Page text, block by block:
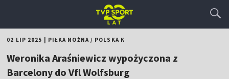
02 LIP 2025 PIŁKA NOŻNA/ POLSKA K
Weronika Araśniewicz wypożyczona z
Barcelony do Vfl Wolfsburg